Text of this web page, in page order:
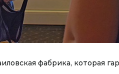
фабрика, которая